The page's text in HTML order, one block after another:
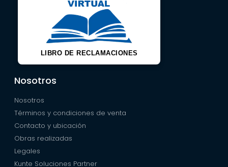
LIBRO DE RECLAMACIONES
Nosotros
Nosotros
Términos y condiciones de venta
Contacto y ubicación
Obras realizadas
Legales
Kunte Soluciones Partner